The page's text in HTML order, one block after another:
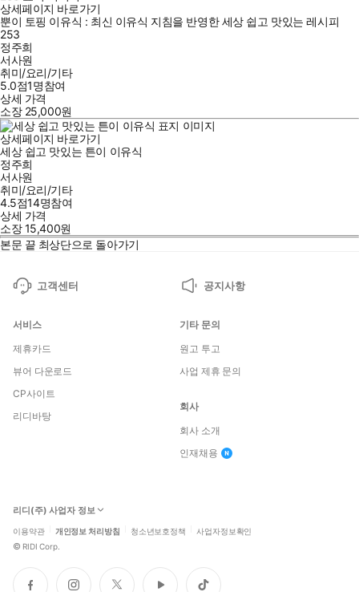
상세페이지 바로가기
뿐이 토핑 이유식 : 최신 이유식 지침을 반영한 세상 쉽고 맛있는 레시피
253
정주희
서사원
취미/요리/기타
5.0점1명참여
상세 가격
소장 25,000원
상세페이지 바로가기
세상 쉽고 맛있는 튼이 이유식
정주희
서사원
취미/요리/기타
4.5점14명참여
상세 가격
소장15,400원
본문 끝 최상단으로 돌아가기
고객센터 공지사항
서비스
제휴카드
뷰어 다운로드
CP사이트
리디바탕
기타 문의
원고 투고
사업 제휴 문의
회사
회사 소개
인재채용
리디(주) 사업자 정보
이용약관 개인정보 처리방침 청소년보호정책 사업자정보확인
© RIDI Corp.